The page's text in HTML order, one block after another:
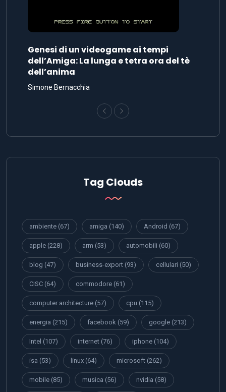
Genesi di un videogame ai tempi
dell’Amiga: La lunga e tetra ora del tè
dell’anima
Simone Bernacchia
Tag Clouds
ambiente (67) amiga (140) Android (67)
apple (228) arm (53) automobili (60)
blog (47) business-export (93) cellulari (50)
CISC (64) commodore (61)
computer architecture (57) cpu (115)
energia (215) facebook (59) google (213)
Intel (107) internet (76) iphone (104)
isa (53) linux (64) microsoft (262)
mobile (85) musica (56) nvidia (58)